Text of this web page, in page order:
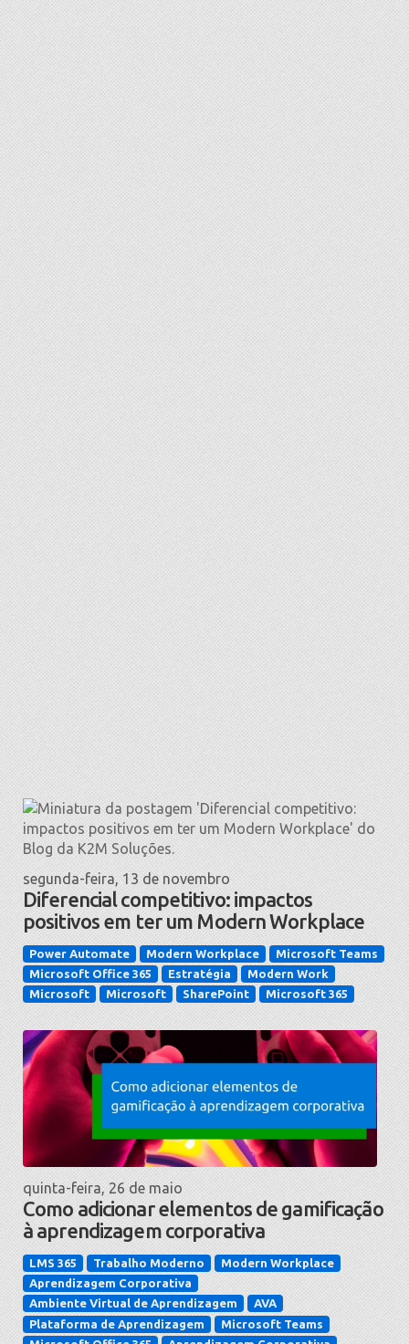
segunda-feira, 13 de novembro
Diferencial competitivo: impactos
positivos em ter um Modern Workplace
Power Automate Modern Workplace
Microsoft Teams
Microsoft Office 365
Estratégia
Modern Work
Microsoft
Microsoft SharePoint Microsoft 365
quinta-feira, 26 de maio
Como adicionar elementos de gamificação
à aprendizagem corporativa
LMS 365 Trabalho Moderno
Modern Workplace
Aprendizagem Corporativa
Ambiente Virtual de Aprendizagem
AVA
Plataforma de Aprendizagem
Microsoft Teams